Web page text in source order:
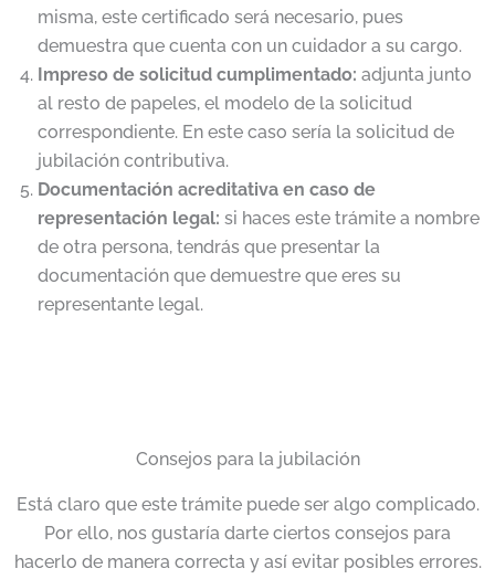
misma, este certificado será necesario, pues
demuestra que cuenta con un cuidador a su cargo.
Impreso de solicitud cumplimentado: adjunta junto
al resto de papeles, el modelo de la solicitud
correspondiente. En este caso sería la solicitud de
jubilación contributiva.
Documentación acreditativa en caso de
representación legal: si haces este trámite a nombre
de otra persona, tendrás que presentar la
documentación que demuestre que eres su
representante legal.
Consejos para la jubilación
Está claro que este trámite puede ser algo complicado.
Por ello, nos gustaría darte ciertos consejos para
hacerlo de manera correcta y así evitar posibles errores.